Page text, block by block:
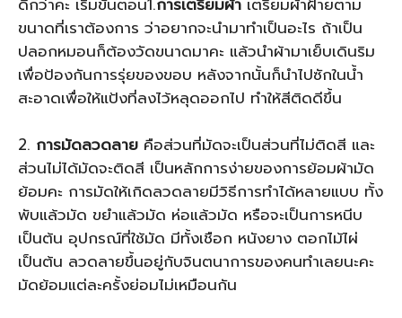
ขนาดที่เราต้องการ ว่าอยากจะนำมาทำเป็นอะไร ถ้าเป็น
ปลอกหมอนก็ต้องวัดขนาดมาคะ แล้วนำผ้ามาเย็บเดินริม
เพื่อป้องกันการรุ่ยของขอบ หลังจากนั้นก็นำไปซักในน้ำ
สะอาดเพื่อให้แป้งที่ลงไว้หลุดออกไป ทำให้สีติดดีขึ้น
2. การมัดลวดลาย คือส่วนที่มัดจะเป็นส่วนที่ไม่ติดสี และ
ส่วนไม่ได้มัดจะติดสี เป็นหลักการง่ายของการย้อมผ้ามัด
ย้อมคะ การมัดให้เกิดลวดลายมีวิธีการทำได้หลายแบบ ทั้ง
พับแล้วมัด ขยำแล้วมัด ห่อแล้วมัด หรือจะเป็นการหนีบ
เป็นต้น อุปกรณ์ที่ใช้มัด มีทั้งเชือก หนังยาง ตอกไม้ไผ่
เป็นต้น ลวดลายขึ้นอยู่กับจินตนาการของคนทำเลยนะคะ
มัดย้อมแต่ละครั้งย่อมไม่เหมือนกัน